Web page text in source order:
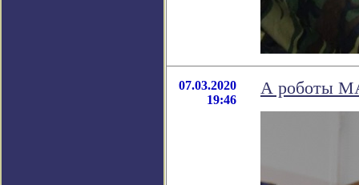
07.03.2020
19:46
А роботы